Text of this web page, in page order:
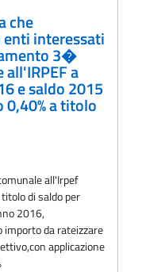
che
interessati
3�
a
e saldo 2015
a titolo
all'Irpef
di saldo per
2016,
da rateizzare
applicazione